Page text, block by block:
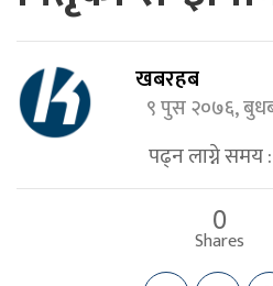
खबरहब
९ पुस २०७६,
पढ्न लाग्ने समय :
0
Shares